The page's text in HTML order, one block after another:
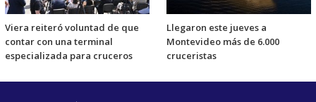
Viera reiteró voluntad de que
contar con una terminal
especializada para cruceros
Llegaron este jueves a
Montevideo más de 6.000
cruceristas